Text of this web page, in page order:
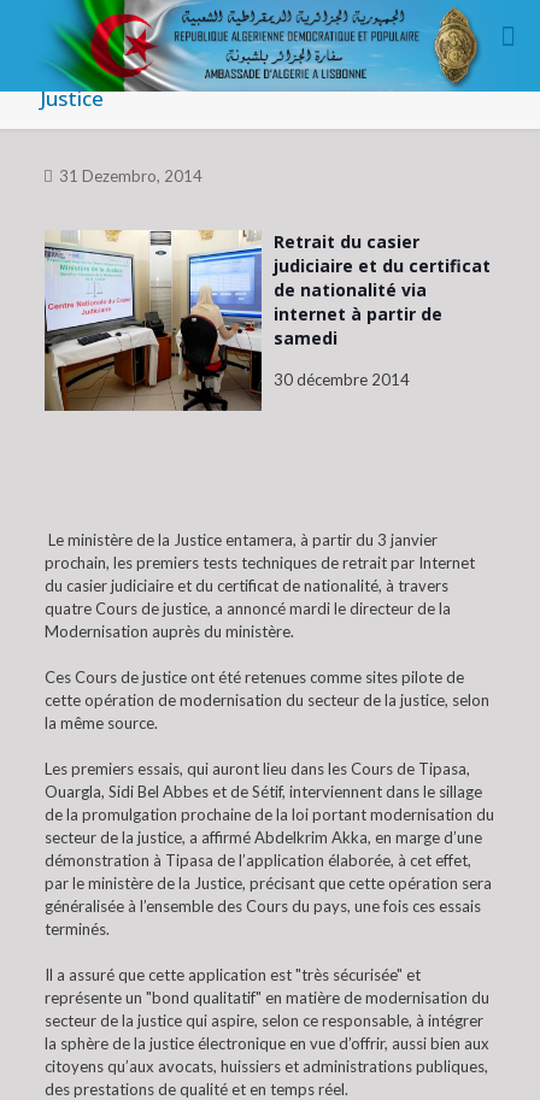
Justice
31 Dezembro, 2014
Retrait du casier
judiciaire et du certificat
de nationalité via
internet à partir de
samedi
30 décembre 2014
Le ministère de la Justice entamera, à partir du 3 janvier
prochain, les premiers tests techniques de retrait par Internet
du casier judiciaire et du certificat de nationalité, à travers
quatre Cours de justice, a annoncé mardi le directeur de la
Modernisation auprès du ministère.
Ces Cours de justice ont été retenues comme sites pilote de
cette opération de modernisation du secteur de la justice, selon
la même source.
Les premiers essais, qui auront lieu dans les Cours de Tipasa,
Ouargla, Sidi Bel Abbes et de Sétif, interviennent dans le sillage
de la promulgation prochaine de la loi portant modernisation du
secteur de la justice, a affirmé Abdelkrim Akka, en marge d’une
démonstration à Tipasa de l’application élaborée, à cet effet,
par le ministère de la Justice, précisant que cette opération sera
généralisée à l’ensemble des Cours du pays, une fois ces essais
terminés.
Il a assuré que cette application est "très sécurisée" et
représente un "bond qualitatif" en matière de modernisation du
secteur de la justice qui aspire, selon ce responsable, à intégrer
la sphère de la justice électronique en vue d’offrir, aussi bien aux
citoyens qu’aux avocats, huissiers et administrations publiques,
des prestations de qualité et en temps réel.